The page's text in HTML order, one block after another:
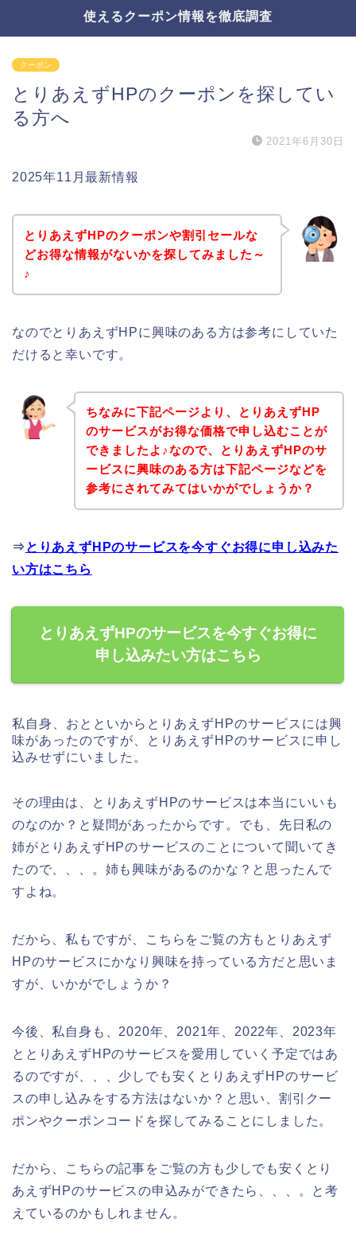
使えるクーポン情報を徹底調査
クーポン
とりあえずHPのクーポンを探してい
る方へ
2021年6月30日
2025年11月最新情報
とりあえずHPのクーポンや割引セールな
どお得な情報がないかを探してみました～
♪
なのでとりあえずHPに興味のある方は参考にしていた
だけると幸いです。
ちなみに下記ページより、とりあえずHP
のサービスがお得な価格で申し込むことが
できましたよ♪なので、とりあえずHPのサ
ービスに興味のある方は下記ページなどを
参考にされてみてはいかがでしょうか？
⇒ とりあえずHPのサービスを今すぐお得に申し込みた
い方はこちら
とりあえずHPのサービスを今すぐお得に
申し込みたい方はこちら
私自身、おとといからとりあえずHPのサービスには興
味があったのですが、とりあえずHPのサービスに申し
込みせずにいました。
その理由は、とりあえずHPのサービスは本当にいいも
のなのか？と疑問があったからです。でも、先日私の
姉がとりあえずHPのサービスのことについて聞いてき
たので、、、。姉も興味があるのかな？と思ったんで
すよね。
だから、私もですが、こちらをご覧の方もとりあえず
HPのサービスにかなり興味を持っている方だと思いま
すが、いかがでしょうか？
今後、私自身も、2020年、2021年、2022年、2023年
ととりあえずHPのサービスを愛用していく予定ではあ
るのですが、、、少しでも安くとりあえずHPのサービ
スの申し込みをする方法はないか？と思い、割引クー
ポンやクーポンコードを探してみることにしました。
だから、こちらの記事をご覧の方も少しでも安くとり
あえずHPのサービスの申込みができたら、、、。と考
えているのかもしれません。